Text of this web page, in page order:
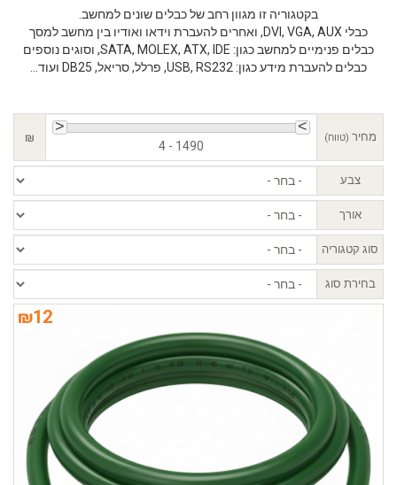
בקטגוריה זו מגוון רחב של כבלים שונים למחשב.
כבלי DVI, VGA, AUX, ואחרים להעברת וידאו ואודיו בין מחשב למסך
כבלים פנימיים למחשב כגון: SATA, MOLEX, ATX, IDE, וסוגים נוספים
כבלים להעברת מידע כגון: USB, RS232, פרלל, סריאל, DB25 ועוד...
מחיר (טווח)
4 - 1490
₪
צבע
אורך
סוג קטגוריה
בחירת סוג
₪12